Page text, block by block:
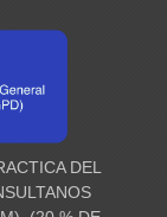
DEL